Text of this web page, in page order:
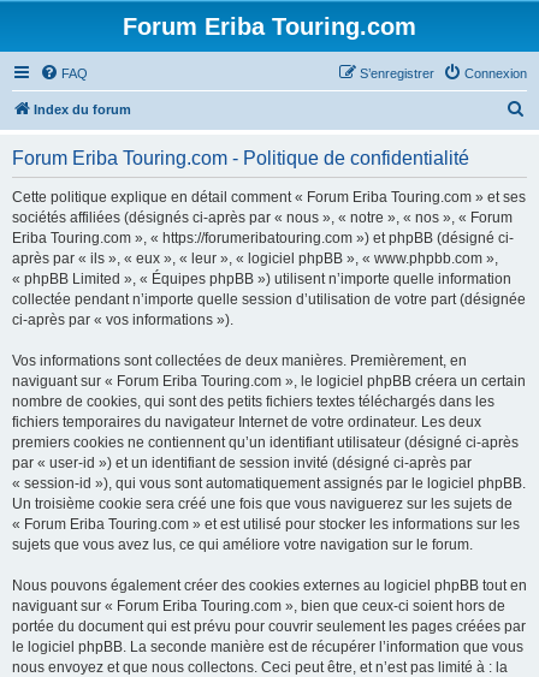
Forum Eriba Touring.com
FAQ Connexion
S’enregistrer
Index du forum
Forum Eriba Touring.com - Politique de confidentialité
Cette politique explique en détail comment « Forum Eriba Touring.com » et ses
sociétés affiliées (désignés ci-après par « nous », « notre », « nos », « Forum
Eriba Touring.com », « https://forumeribatouring.com ») et phpBB (désigné ci-
après par « ils », « eux », « leur », « logiciel phpBB », « www.phpbb.com »,
« phpBB Limited », « Équipes phpBB ») utilisent n’importe quelle information
collectée pendant n’importe quelle session d’utilisation de votre part (désignée
ci-après par « vos informations »).
Vos informations sont collectées de deux manières. Premièrement, en
naviguant sur « Forum Eriba Touring.com », le logiciel phpBB créera un certain
nombre de cookies, qui sont des petits fichiers textes téléchargés dans les
fichiers temporaires du navigateur Internet de votre ordinateur. Les deux
premiers cookies ne contiennent qu’un identifiant utilisateur (désigné ci-après
par « user-id ») et un identifiant de session invité (désigné ci-après par
« session-id »), qui vous sont automatiquement assignés par le logiciel phpBB.
Un troisième cookie sera créé une fois que vous naviguerez sur les sujets de
« Forum Eriba Touring.com » et est utilisé pour stocker les informations sur les
sujets que vous avez lus, ce qui améliore votre navigation sur le forum.
Nous pouvons également créer des cookies externes au logiciel phpBB tout en
naviguant sur « Forum Eriba Touring.com », bien que ceux-ci soient hors de
portée du document qui est prévu pour couvrir seulement les pages créées par
le logiciel phpBB. La seconde manière est de récupérer l’information que vous
nous envoyez et que nous collectons. Ceci peut être, et n’est pas limité à : la